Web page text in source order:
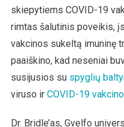
skiepytiems COVID-19
rimtas šalutinis poveikis,
vakcinos sukeltą imuninę
paaiškino, kad neseniai
susijusios su spyglių
viruso ir COVID-19
Dr. Bridle’as, Gvelfo